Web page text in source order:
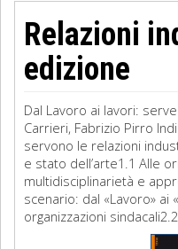
Relazioni
edizione
Dal Lavoro ai lavori:
Carrieri, Fabrizio Pirro
servono le relazioni
e stato dell’arte1.1 Alle
multidisciplinarietà e
scenario: dal «Lavoro» ai
organizzazioni